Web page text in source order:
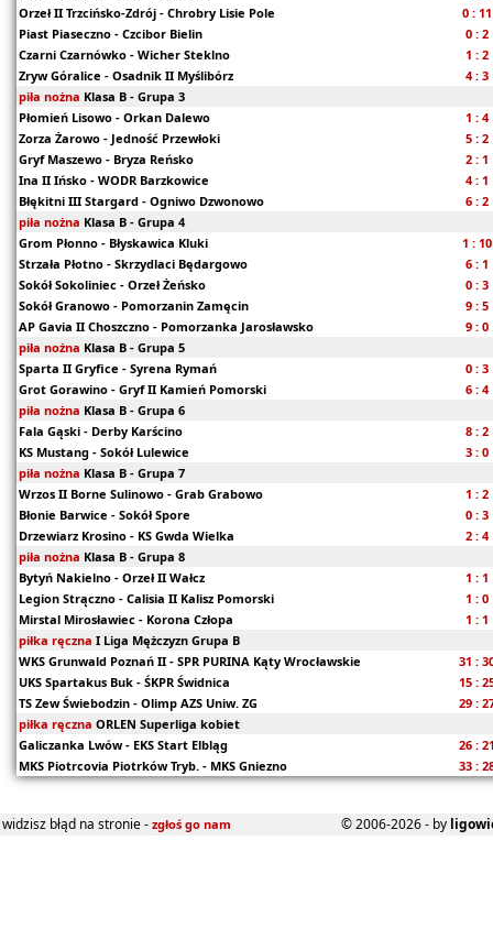
Orzeł II Trzcińsko-Zdrój - Chrobry Lisie Pole
0 : 11
Piast Piaseczno - Czcibor Bielin
0 : 2
Czarni Czarnówko - Wicher Steklno
1 : 2
Zryw Góralice - Osadnik II Myślibórz
4 : 3
piła nożna Klasa B - Grupa 3
Płomień Lisowo - Orkan Dalewo
1 : 4
Zorza Żarowo - Jedność Przewłoki
5 : 2
Gryf Maszewo - Bryza Reńsko
2 : 1
Ina II Ińsko - WODR Barzkowice
4 : 1
Błękitni III Stargard - Ogniwo Dzwonowo
6 : 2
piła nożna Klasa B - Grupa 4
Grom Płonno - Błyskawica Kluki
1 : 10
Strzała Płotno - Skrzydlaci Będargowo
6 : 1
Sokół Sokoliniec - Orzeł Żeńsko
0 : 3
Sokół Granowo - Pomorzanin Zamęcin
9 : 5
AP Gavia II Choszczno - Pomorzanka Jarosławsko
9 : 0
piła nożna Klasa B - Grupa 5
Sparta II Gryfice - Syrena Rymań
0 : 3
Grot Gorawino - Gryf II Kamień Pomorski
6 : 4
piła nożna Klasa B - Grupa 6
Fala Gąski - Derby Karścino
8 : 2
KS Mustang - Sokół Lulewice
3 : 0
piła nożna Klasa B - Grupa 7
Wrzos II Borne Sulinowo - Grab Grabowo
1 : 2
Błonie Barwice - Sokół Spore
0 : 3
Drzewiarz Krosino - KS Gwda Wielka
2 : 4
piła nożna Klasa B - Grupa 8
Bytyń Nakielno - Orzeł II Wałcz
1 : 1
Legion Strączno - Calisia II Kalisz Pomorski
1 : 0
Mirstal Mirosławiec - Korona Człopa
1 : 1
piłka ręczna I Liga Mężczyzn Grupa B
WKS Grunwald Poznań II - SPR PURINA Kąty Wrocławskie
31 :
UKS Spartakus Buk - ŚKPR Świdnica
15 :
TS Zew Świebodzin - Olimp AZS Uniw. ZG
29 :
piłka ręczna ORLEN Superliga kobiet
Galiczanka Lwów - EKS Start Elbląg
26 :
MKS Piotrcovia Piotrków Tryb. - MKS Gniezno
33 :
widzisz błąd na stronie - zgłoś go nam © 2006-2026 - by